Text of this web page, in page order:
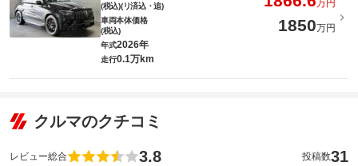
(税込)(リ済込・追)
万円
車両本体価格
(税込)
1850万円
年式2026年
走行0.1万km
クルマのクチコミ
レビュー総合 3.8 投稿数31